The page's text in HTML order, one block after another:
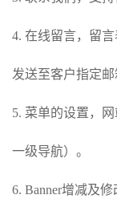
4. 在线留言，留
发送至客户指定邮
5. 菜单的设置，
一级导航）。
6. Banner增减及